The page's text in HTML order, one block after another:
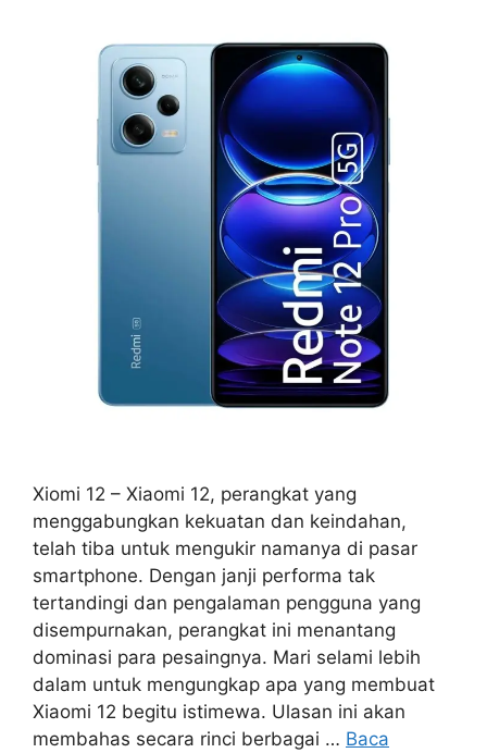
Xiomi 12 – Xiaomi 12, perangkat yang
menggabungkan kekuatan dan keindahan,
telah tiba untuk mengukir namanya di pasar
smartphone. Dengan janji performa tak
tertandingi dan pengalaman pengguna yang
disempurnakan, perangkat ini menantang
dominasi para pesaingnya. Mari selami lebih
dalam untuk mengungkap apa yang membuat
Xiaomi 12 begitu istimewa. Ulasan ini akan
membahas secara rinci berbagai … Baca